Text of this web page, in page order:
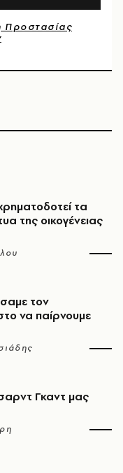
τα
της οικογένειας
τον
να παίρνουμε
Γκαντ μας
Προστασίας